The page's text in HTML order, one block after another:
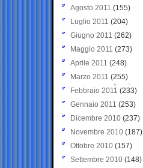
Agosto 2011 (155)
Luglio 2011 (204)
Giugno 2011 (262)
Maggio 2011 (273)
Aprile 2011 (248)
Marzo 2011 (255)
Febbraio 2011 (233)
Gennaio 2011 (253)
Dicembre 2010 (237)
Novembre 2010 (187)
Ottobre 2010 (157)
Settembre 2010 (148)